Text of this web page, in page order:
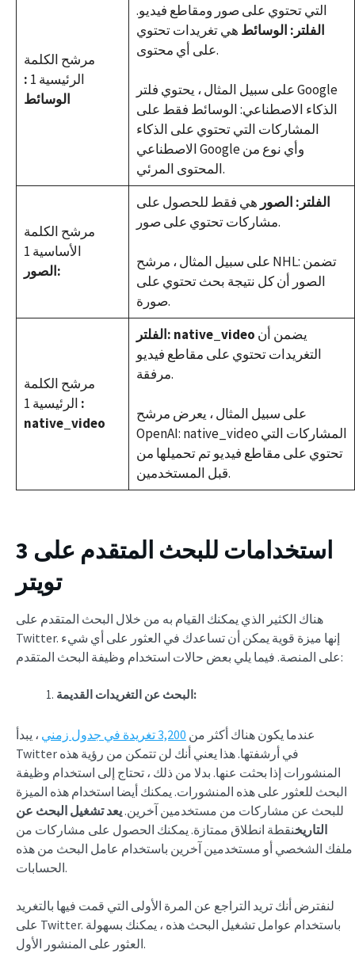
مرشح الكلمة
الرئيسية 1
:
الوسائط
التي تحتوي على صور ومقاطع فيديو.
الفلتر: الوسائط هي تغريدات تحتوي
على أي محتوى.
على سبيل المثال ، يحتوي فلتر Google
الذكاء الاصطناعي: الوسائط فقط على
المشاركات التي تحتوي على الذكاء
الاصطناعي Google وأي نوع من
المحتوى المرئي.
مرشح الكلمة
الأساسية 1
:الصور
الفلتر: الصور هي فقط للحصول على
مشاركات تحتوي على صور.
على سبيل المثال ، مرشح NHL: تضمن
الصور أن كل نتيجة بحث تحتوي على
صورة.
مرشح الكلمة
الرئيسية 1 :
native_video
الفلتر: native_video
التغريدات تحتوي على مقاطع فيديو
مرفقة.
على سبيل المثال ، يعرض مرشح
OpenAI: native_video المشاركات التي
تحتوي على مقاطع فيديو تم تحميلها من
قبل المستخدمين.
3 استخدامات للبحث المتقدم على
تويتر
هناك الكثير الذي يمكنك القيام به من خلال البحث المتقدم على
Twitter. إنها ميزة قوية يمكن أن تساعدك في العثور على أي شيء
على المنصة. فيما يلي بعض حالات استخدام وظيفة البحث المتقدم:
البحث عن التغريدات القديمة:
عندما يكون هناك أكثر من 3,200 تغريدة في جدول زمني
، يبدأ
Twitter في أرشفتها. هذا يعني أنك لن تتمكن من رؤية هذه
المنشورات إذا بحثت عنها. بدلا من ذلك ، تحتاج إلى استخدام وظيفة
البحث للعثور على هذه المنشورات. يمكنك أيضا استخدام هذه الميزة
للبحث عن مشاركات من مستخدمين آخرين.يعد تشغيل البحث عن
التاريخنقطة انطلاق ممتازة. يمكنك الحصول على مشاركات من
ملفك الشخصي أو مستخدمين آخرين باستخدام عامل البحث من هذه
الحسابات.
لنفترض أنك تريد التراجع عن المرة الأولى التي قمت فيها بالتغريد
على Twitter. باستخدام عوامل تشغيل البحث هذه ، يمكنك بسهولة
العثور على المنشور الأول.